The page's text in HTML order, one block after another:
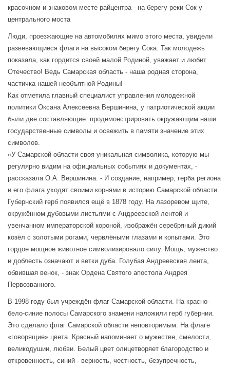
красочном и знаковом месте райцентра - на берегу реки Сок у
центрального моста
Люди, проезжающие на автомобилях мимо этого места, увидели
развевающиеся флаги на высоком берегу Сока. Так молодежь
показала, как гордится своей малой Родиной, уважает и любит
Отечество! Ведь Самарская область - наша родная сторона,
частичка нашей необъятной Родины!
Как отметила главный специалист управления молодежной
политики Оксана Алексеевна Вершинина, у патриотической акции
были две составляющие: продемонстрировать окружающим наши
государственные символы и освежить в памяти значение этих
символов.
«У Самарской области своя уникальная символика, которую мы
регулярно видим на официальных событиях и документах, -
рассказала О.А. Вершинина. - И создание, например, герба региона
и его флага уходят своими корнями в историю Самарской области.
Губернский герб появился ещё в 1878 году. На лазоревом щите,
окружённом дубовыми листьями с Андреевской лентой и
увенчанном императорской короной, изображён серебряный дикий
козёл с золотыми рогами, червлёными глазами и копытами. Это
гордое мощное животное символизировало силу. Мощь, мужество
и доблесть означают и ветки дуба. Голубая Андреевская лента,
обвившая венок, - знак Ордена Святого апостола Андрея
Первозванного.
В 1998 году был учреждён флаг Самарской области. На красно-
бело-синие полосы Самарского знамени наложили герб губернии.
Это сделало флаг Самарской области неповторимым. На флаге
«говорящие» цвета. Красный напоминает о мужестве, смелости,
великодушии, любви. Белый цвет олицетворяет благородство и
откровенность, синий - верность, честность, безупречность,